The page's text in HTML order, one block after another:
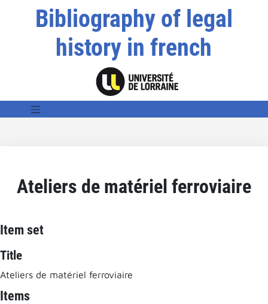
Bibliography of legal
history in french
Ateliers de matériel ferroviaire
Item set
Title
Ateliers de matériel ferroviaire
Items